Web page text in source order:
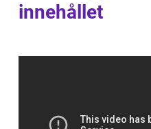
innehållet